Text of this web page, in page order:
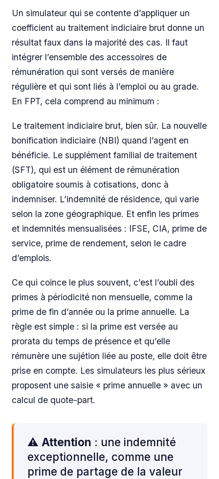
Un simulateur qui se contente d’appliquer un
coefficient au traitement indiciaire brut donne un
résultat faux dans la majorité des cas. Il faut
intégrer l’ensemble des accessoires de
rémunération qui sont versés de manière
régulière et qui sont liés à l’emploi ou au grade.
En FPT, cela comprend au minimum :
Le traitement indiciaire brut, bien sûr. La nouvelle
bonification indiciaire (NBI) quand l’agent en
bénéficie. Le supplément familial de traitement
(SFT), qui est un élément de rémunération
obligatoire soumis à cotisations, donc à
indemniser. L’indemnité de résidence, qui varie
selon la zone géographique. Et enfin les primes
et indemnités mensualisées : IFSE, CIA, prime de
service, prime de rendement, selon le cadre
d’emplois.
Ce qui coince le plus souvent, c’est l’oubli des
primes à périodicité non mensuelle, comme la
prime de fin d’année ou la prime annuelle. La
règle est simple : si la prime est versée au
prorata du temps de présence et qu’elle
rémunère une sujétion liée au poste, elle doit être
prise en compte. Les simulateurs les plus sérieux
proposent une saisie « prime annuelle » avec un
calcul de quote-part.
⚠️ Attention : une indemnité
exceptionnelle, comme une
prime de partage de la valeur